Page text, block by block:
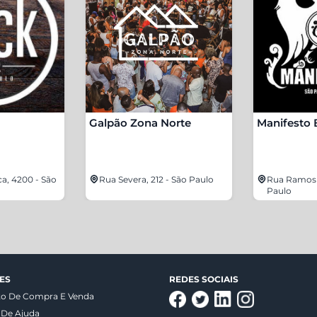
4200 - São
Galpão Zona Norte
Rua Severa, 212 - São Paulo
Manifesto
Rua
Paulo
De Compra E Venda
Ajuda
REDES SOCIAIS